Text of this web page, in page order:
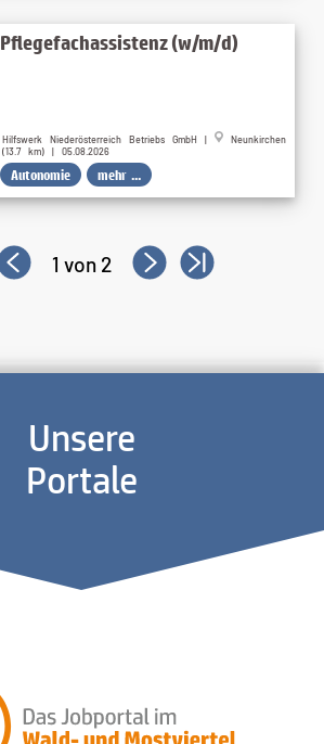
Pflegefachassistenz (w/m/d)
Hilfswerk Niederösterreich Betriebs GmbH |
Neunkirchen
(13.7 km) | 05.08.2026
Autonomie mehr ...
1 von 2
Unsere
Portale